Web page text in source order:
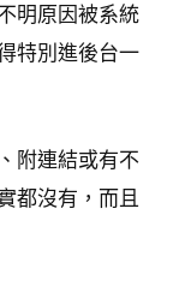
明原因被系統
特別進後台一
附連結或有不
都沒有，而且